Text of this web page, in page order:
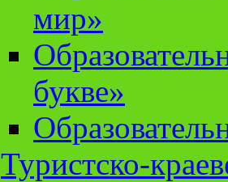
мир»
букве»
Туристско-